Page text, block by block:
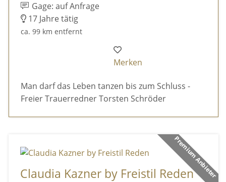
Gage: auf Anfrage
17 Jahre tätig
ca. 99 km entfernt
Merken
Man darf das Leben tanzen bis zum Schluss -
Freier Trauerredner Torsten Schröder
Premium Anbieter
Claudia Kazner by Freistil Reden